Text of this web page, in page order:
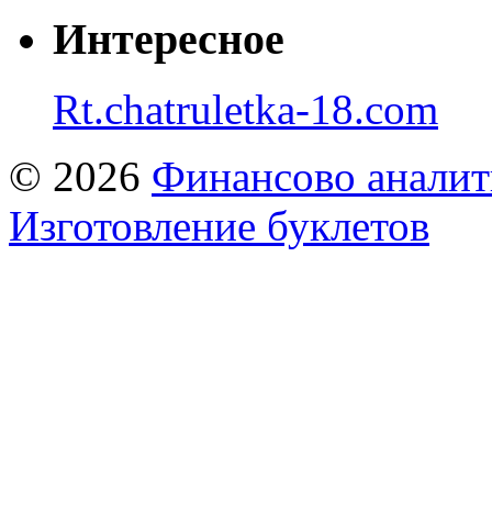
Интересное
Rt.chatruletka-18.com
© 2026 Финансово
Изготовление буклетов